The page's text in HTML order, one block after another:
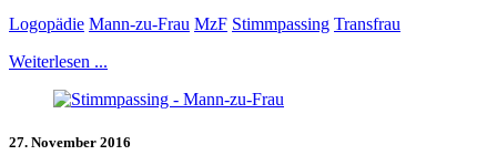
Logopädie Mann-zu-Frau MzF Stimmpassing Transfrau
Weiterlesen ...
27. November 2016